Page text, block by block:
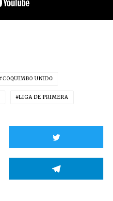
COQUIMBO UNIDO
LIGA DE PRIMERA